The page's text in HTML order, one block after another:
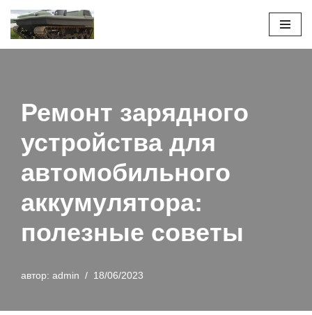
Перейти
Ремонт зарядного
устройства для
автомобильного
аккумулятора:
полезные советы
автор: admin 18/06/2023